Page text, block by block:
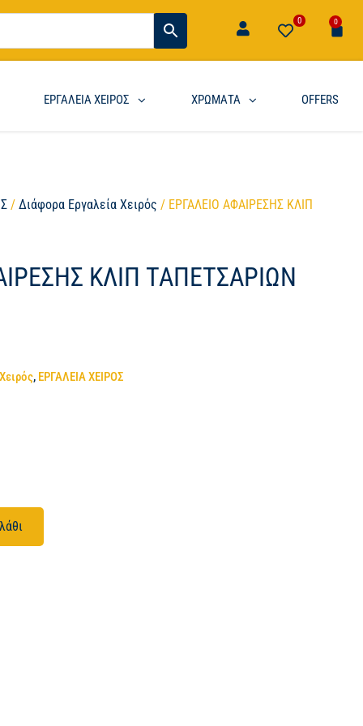
0 0
ΕΡΓΑΛΕΙΑ ΧΕΙΡΟΣ ΧΡΩΜΑΤΑ OFFERS
/Διάφορα Εργαλεία Χειρός / ΕΡΓΑΛΕΙΟ ΑΦΑΙΡΕΣΗΣ ΚΛΙΠ
ΚΛΙΠ ΤΑΠΕΤΣΑΡΙΩΝ
, ΕΡΓΑΛΕΙΑ ΧΕΙΡΟΣ